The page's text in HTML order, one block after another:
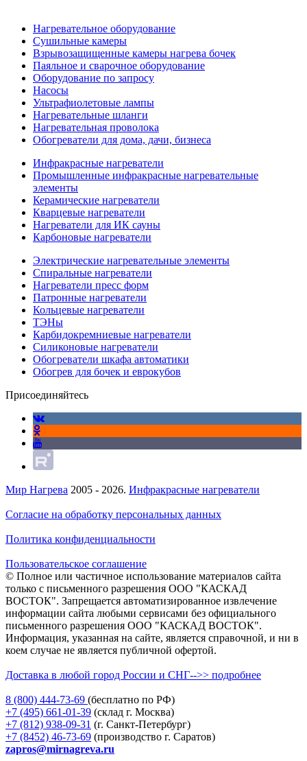
Нагревательное оборудование
Сушильные камеры
Взрывозащищенные камеры нагрева бочек
Паяльное и сварочное оборудование
Оборудование по запросу
Насосы
Ультрафиолетовые лампы
Нагревательные шланги
Нагревательная проволока
Обогреватели для дома, дачи, бизнеса
Инфракрасные нагреватели
Промышленные инфракрасные нагревательные
элементы
Керамические нагреватели
Кварцевые нагреватели
Нагреватели для ИК сауны
Карбоновые нагреватели
Электрические нагревательные элементы
Спиральные нагреватели
Нагреватели пресс форм
Патронные нагреватели
Кольцевые нагреватели
ТЭНы
Карбидокремниевые нагреватели
Силиконовые нагреватели
Обогреватели шкафа автоматики
Обогрев для бочек и еврокубов
Присоединяйтесь
Мир Нагрева 2005 - 2026. Инфракрасные нагреватели
Согласие на обработку персональных данных
Политика конфиденциальности
Пользовательское соглашение
© Полное или частичное использование материалов сайта
только с письменного разрешения ООО "КАСКАД
ВОСТОК". Запрещается автоматизированное извлечение
информации сайта любыми сервисами без официального
письменного разрешения ООО "КАСКАД ВОСТОК".
Информация, указанная на сайте, является справочной, и ни в
коем случае не является публичной офертой.
Доставка в любой город России и СНГ-->> подробнее
8 (800) 444-73-69 (бесплатно по РФ)
+7 (495) 661-01-39 (склад г. Москва)
+7 (812) 938-09-31 (г. Санкт-Петербург)
+7 (8452) 46-73-69 (производство г. Саратов)
zapros@mirnagreva.ru